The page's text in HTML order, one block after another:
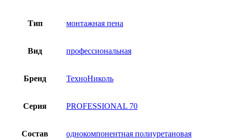
Тип монтажная пена
Вид профессиональная
Бренд ТехноНиколь
Серия PROFESSIONAL 70
Состав однокомпонентная полиуретановая